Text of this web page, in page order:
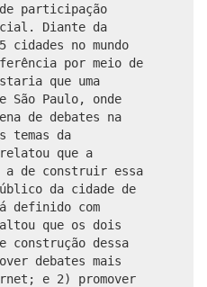
participação
Diante da
cidades no mundo
por meio de
que uma
São Paulo, onde
de debates na
temas da
que a
a de construir essa
da cidade de
definido com
que os dois
construção dessa
debates mais
e 2) promover